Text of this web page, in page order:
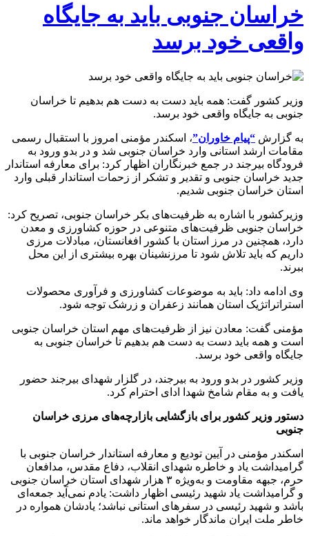
خراسان جنوبی باید به جایگاه
واقعی خود برسد
وزیر کشور گفت: همه باید دست به دست هم بدهیم تا خراسان
جنوبی به جایگاه واقعی خود برسد.
به گزارش “پیام خاوران”، اسکندر مؤمنی امروز با استقبال رسمی
مقامات ارشد استانی وارد خراسان جنوبی شد و در بدو ورود به
فرودگاه بیرجند در جمع خبرنگاران اظهار کرد: برای معارفه استاندار
جدید خراسان جنوبی و تقدیر و تشکر از زحمات استاندار قبلی وارد
استان خراسان جنوبی شدیم.
وزیرکشور با اشاره به ظرفیت‌های بکر خراسان جنوبی، تصریح کرد:
خراسان جنوبی ظرفیت‌های متنوعی در حوزه کشاورزی و معدن
دارد، همچنین در مرز استان با کشور افغانستان، مبادلات مرزی
داریم که باید تلاش شود تا مرزنشینان بهره بیشتری از این محل
ببرند.
وی ادامه داد: باید به موضوعات کشاورزی و فرآوری محصولات
استراتراتژیک استان همانند زعفران و زرشک توجه شود.
مؤمنی گفت: معادن نیز از ظرفیت‌های مهم استان خراسان جنوبی
است و همه باید دست به دست هم بدهیم تا خراسان جنوبی به
جایگاه واقعی خود برسد.
وزیر کشور در بدو ورود به بیرجند، در گلزار شهدای بیرجند حضور
یافت و به مقام شامخ شهدا ادای احترام کرد.
دستور وزیر کشور برای بازگشایی بازارچه‌های مرزی خراسان
جنوبی
اسکندر مؤمنی در آیین تودیع و معارفه استاندار خراسان جنوبی با
گرامیداشت یاد و خاطره شهدای انقلاب، دفاع مقد‌س، مدافعان
حرم، جبهه مقاومت‌ و به‌ویژه ۳ هزار شهد‌ای استان خراسان جنوبی
و گرامیداشت یاد شهید رئیسی ‌اظهار داشت: یادم نمی‌آید جمعه‌ای
باشد و شهید رئیسی در سفرهای استانی نباشد؛ یادشان همواره در
خاطر ملت ایران ماندگار خواهد ماند.